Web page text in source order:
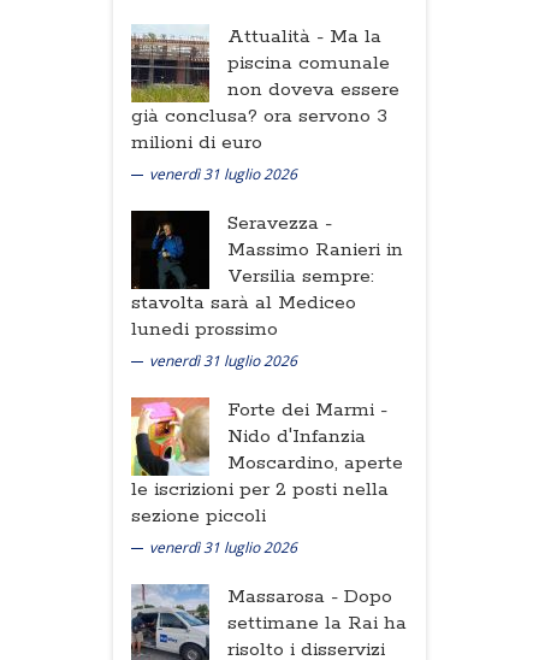
Attualità - Ma la
piscina comunale
non doveva essere
già conclusa? ora servono 3
milioni di euro
venerdì 31 luglio 2026
Seravezza -
Massimo Ranieri in
Versilia sempre:
stavolta sarà al Mediceo
lunedi prossimo
venerdì 31 luglio 2026
Forte dei Marmi -
Nido d'Infanzia
Moscardino, aperte
le iscrizioni per 2 posti nella
sezione piccoli
venerdì 31 luglio 2026
Massarosa - Dopo
settimane la Rai ha
risolto i disservizi